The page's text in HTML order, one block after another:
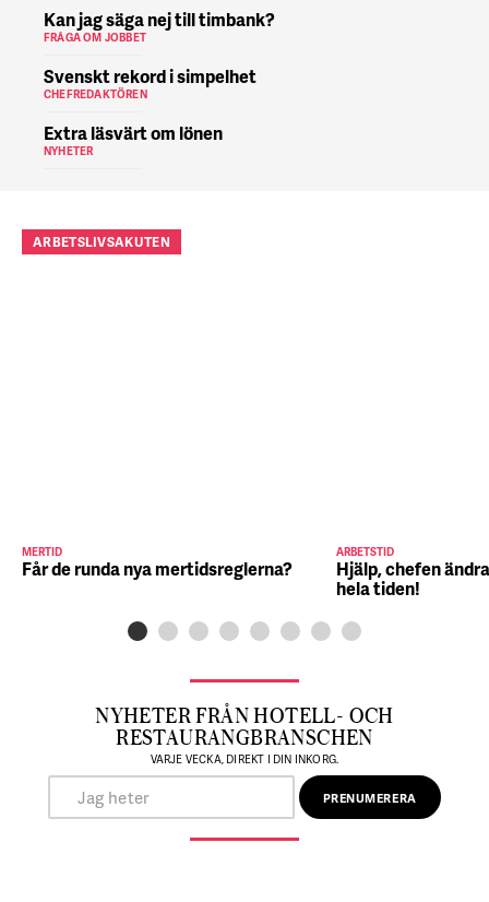
Kan jag säga nej till timbank?
FRÅGA OM JOBBET
Svenskt rekord i simpelhet
CHEFREDAKTÖREN
Extra läsvärt om lönen
NYHETER
ARBETSLIVSAKUTEN
MERTID
Får de runda nya mertidsreglerna?
ARBETSTID
Hjälp, chefen
hela tiden!
NYHETER FRÅN HOTELL- OCH
RESTAURANGBRANSCHEN
VARJE VECKA, DIREKT I DIN INKORG.